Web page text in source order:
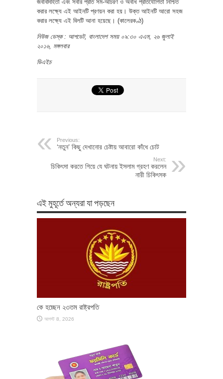
জবাবদিহিতা এবং সবার প্রতি সম-আচরণ ও অবাধ প্রতিযোগিতা নিশ্চিত
করার লক্ষ্যে এই আইনটি প্রণয়ন করা হয়। উক্ত আইনটি আরো সহজ
করার লক্ষ্যে এই বিলটি আনা হয়েছে। (কালেরকণ্ঠ)
নিউজ ডেস্ক : আপডেট, বাংলাদেশ সময় ০৯:৩০ এএম, ২৬ জুলাই
২০১৬, মঙ্গলবার
ডিএইচ
Previous:
‘নতুন’ কিছু দেখানোর চেষ্টায় আবারো কাঁধে চোট
Next:
চিকিৎসা করতে গিয়ে যে ঘটনায় ইসলাম গ্রহণ করলেন
নারী চিকিৎসক
এই মুহূর্তে অন্যরা যা পড়ছেন
কে হচ্ছেন ২৩তম রাষ্ট্রপতি
আগস্ট 8, 2026